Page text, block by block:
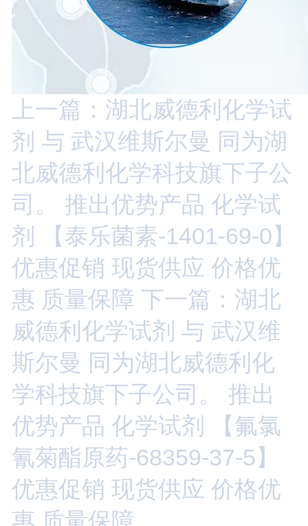
上一篇：湖北威德利化学试
剂 与 武汉维斯尔曼 同为湖
北威德利化学科技旗下子公
司。 推出优势产品 化学试
剂 【泰乐菌素-1401-69-0】
优惠促销 现货供应 价格优
惠 质量保障 下一篇：湖北
威德利化学试剂 与 武汉维
斯尔曼 同为湖北威德利化
学科技旗下子公司。 推出
优势产品 化学试剂 【氟氯
氰菊酯原药-68359-37-5】
优惠促销 现货供应 价格优
惠 质量保障